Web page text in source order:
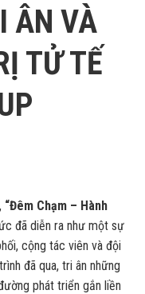
ÂN VÀ
TỬ TẾ
“Đêm Chạm – Hành
đã diễn ra như một sự
cộng tác viên và đội
đã qua, tri ân những
phát triển gắn liền